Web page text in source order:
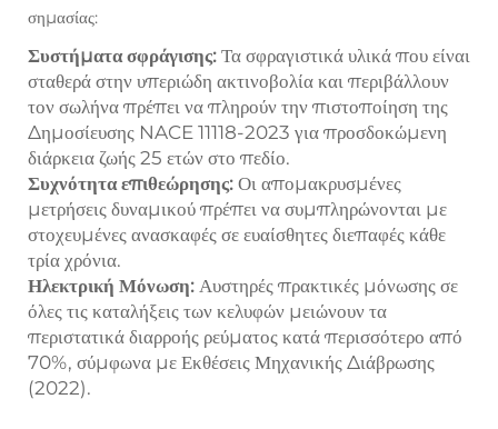
σημασίας:
Συστήματα σφράγισης: Τα σφραγιστικά υλικά που είναι
σταθερά στην υπεριώδη ακτινοβολία και περιβάλλουν
τον σωλήνα πρέπει να πληρούν την πιστοποίηση της
Δημοσίευσης NACE 11118-2023 για προσδοκώμενη
διάρκεια ζωής 25 ετών στο πεδίο.
Συχνότητα επιθεώρησης: Οι απομακρυσμένες
μετρήσεις δυναμικού πρέπει να συμπληρώνονται με
στοχευμένες ανασκαφές σε ευαίσθητες διεπαφές κάθε
τρία χρόνια.
Ηλεκτρική Μόνωση: Αυστηρές πρακτικές μόνωσης σε
όλες τις καταλήξεις των κελυφών μειώνουν τα
περιστατικά διαρροής ρεύματος κατά περισσότερο από
70%, σύμφωνα με Εκθέσεις Μηχανικής Διάβρωσης
(2022).